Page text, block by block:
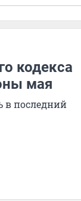
кодекса
мая
в последний